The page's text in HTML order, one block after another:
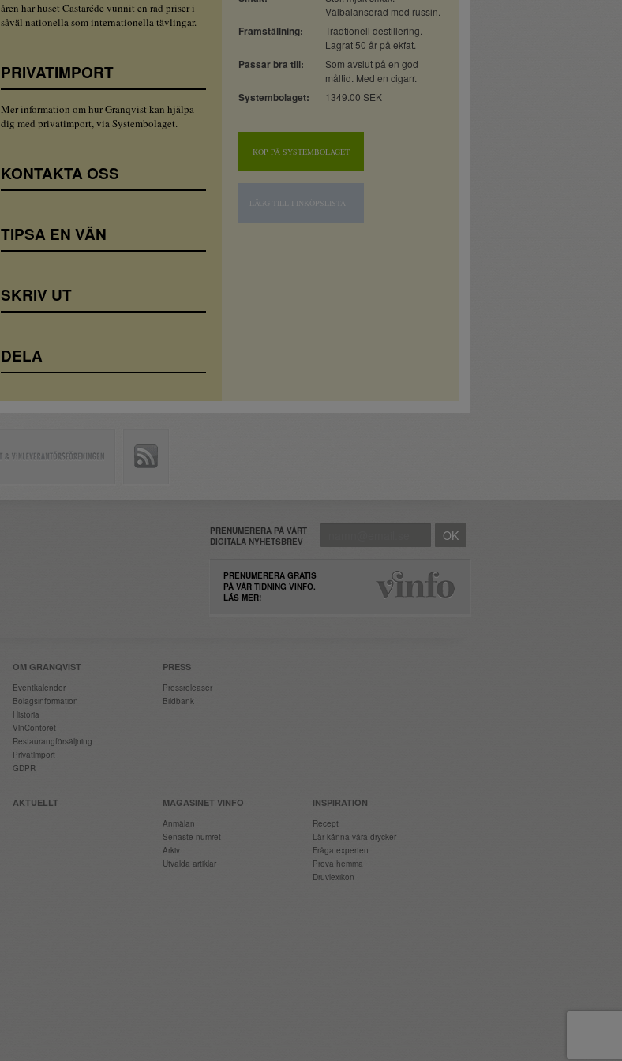
åren har huset Castaréde vunnit en rad priser i
såväl nationella som internationella tävlingar.
PRIVATIMPORT
Mer information om hur Granqvist kan hjälpa
dig med privatimport, via Systembolaget.
KONTAKTA OSS
TIPSA EN VÄN
SKRIV UT
DELA
Välbalanserad med russin.
Framställning:
Tradtionell destillering.
Lagrat 50 år på ekfat.
Passar bra till:
Som avslut på en god
måltid. Med en cigarr.
Systembolaget: 1349.00 SEK
KÖP PÅ SYSTEMBOLAGET
LÄGG TILL I INKÖPSLISTA
PRENUMERERA PÅ VÅRT
DIGITALA NYHETSBREV
PRENUMERERA GRATIS
PÅ VÅR TIDNING VINFO.
LÄS MER!
OM GRANQVIST
Eventkalender
Bolagsinformation
Historia
VinContoret
Restaurangförsäljning
Privatimport
GDPR
PRESS
Pressreleaser
Bildbank
AKTUELLT MAGASINET VINFO
Anmälan
Senaste numret
Arkiv
Utvalda artiklar
INSPIRATION
Recept
Lär känna våra drycker
Fråga experten
Prova hemma
Druvlexikon